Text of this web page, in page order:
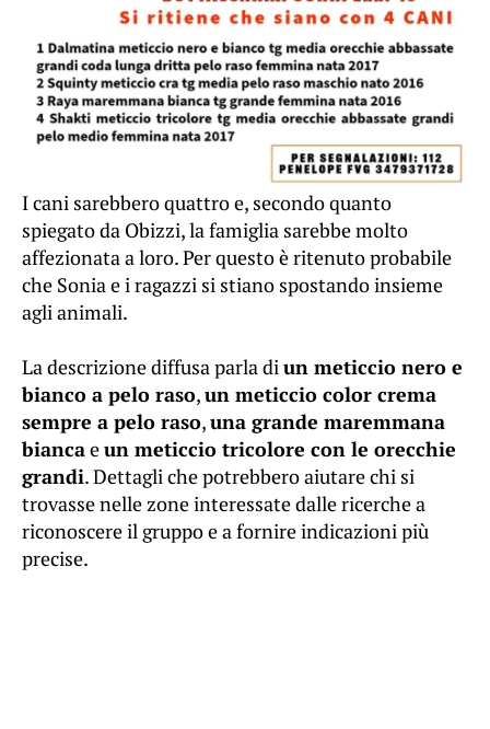
I cani sarebbero quattro e, secondo quanto
spiegato da Obizzi, la famiglia sarebbe molto
affezionata a loro. Per questo è ritenuto probabile
che Sonia e i ragazzi si stiano spostando insieme
agli animali.
La descrizione diffusa parla di un meticcio nero e
bianco a pelo raso,un meticcio color crema
sempre a pelo raso,una grande maremmana
biancaeun meticcio tricolore con le orecchie
grandi. Dettagli che potrebbero aiutare chi si
trovasse nelle zone interessate dalle ricerche a
riconoscere il gruppo e a fornire indicazioni più
precise.